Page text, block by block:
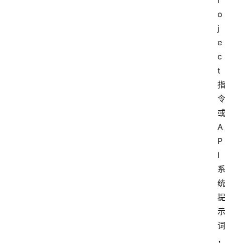
o
j
e
c
t
指
令
或
A
P
I
系
统
提
示
词
，